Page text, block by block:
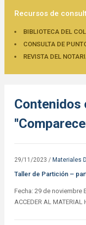
Recursos de
BIBLIOTECA DEL
CONSULTA DE
REVISTA DEL
Contenidos
29/11/2023 / Materiales
Taller de Partición –
Fecha: 29 de noviembre
ACCEDER AL MATERIAL